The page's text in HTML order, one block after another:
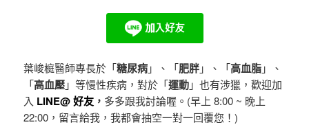
葉峻榳醫師專長於「糖尿病」、「肥胖」、「高血脂」、
「高血壓」等慢性疾病，對於「運動」也有涉獵，歡迎加
入 LINE@ 好友 ， 多多跟我討論喔。(早上 8:00 ~ 晚上
22:00，留言給我，我都會抽空一對一回覆您！)